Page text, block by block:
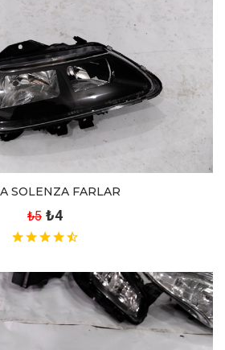
SOLENZA FARLAR
₺5 ₺4